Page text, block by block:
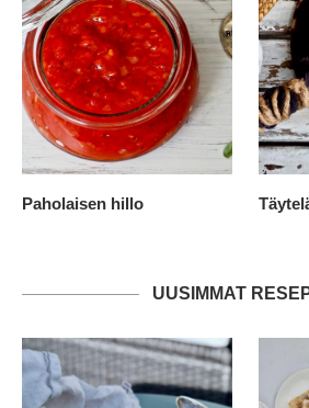
Paholaisen hillo
UUSIMMAT